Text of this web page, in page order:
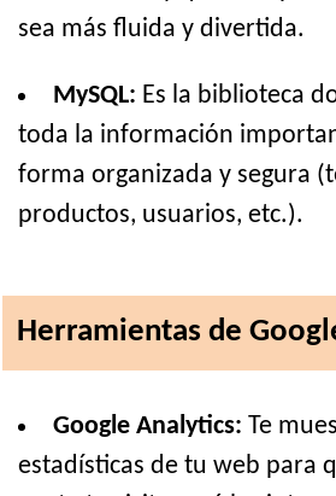
sea más fluida y divertida.
MySQL: Es la biblioteca
toda la información
forma organizada y segura
productos, usuarios, etc.).
Herramientas de
Google Analytics: Te
estadísticas de tu web para